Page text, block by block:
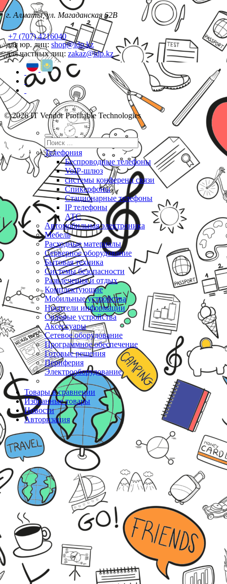
г. Алматы, ул. Магаданская 62В
+7 (707) 4216040
для юр. лиц: shop@idp.kz
для частных лиц: zakaz@idp.kz
© 2026 IT Vendor Profitable Technologies
Телефония
Беспроводные телефоны
VoIP-шлюз
системы конференц связи
Спикерфоны
Стационарные телефоны
IP телефоны
АТС
Автомобильная электроника
Мебель
Расходные материалы
Серверное оборудование
Бытовая техника
Системы безопасности
Развлечения и отдых
Комплектующие
Мобильные устройства
Носители информации
Силовые устройства
Аксессуары
Сетевое оборудование
Программное обеспечение
Готовые решения
Периферия
Электрооборудование
Товары в сравнении
Избранные товары
Новости
Авторизация